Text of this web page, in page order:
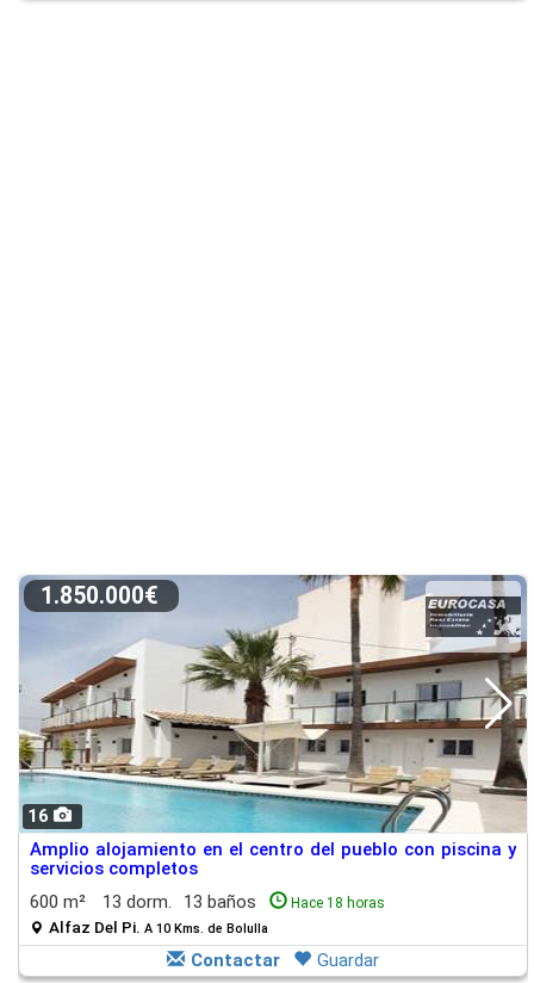
16
1.850.000€
Amplio alojamiento en el centro del pueblo con piscina y
servicios completos
600 m²
13 dorm. 13 baños Hace 18 horas
Alfaz Del Pi. A 10 Kms. de Bolulla
Contactar Guardar